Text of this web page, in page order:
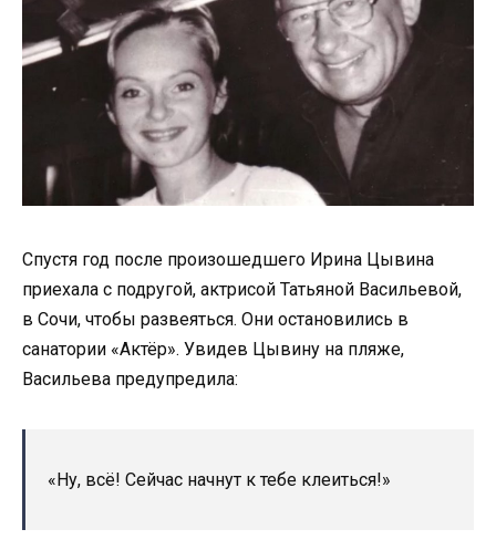
Спустя год после произошедшего Ирина Цывина
приехала с подругой, актрисой Татьяной Васильевой,
в Сочи, чтобы развеяться. Они остановились в
санатории «Актёр». Увидев Цывину на пляже,
Васильева предупредила:
«Ну, всё! Сейчас начнут к тебе клеиться!»